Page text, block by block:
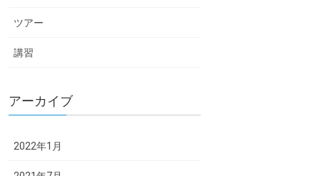
ツアー
講習
アーカイブ
2022年1月